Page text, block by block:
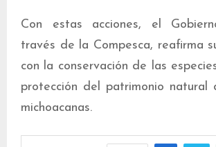
Con estas acciones, el
través de la Compesca, reafirma
con la conservación de las
protección del patrimonio natural
michoacanas.